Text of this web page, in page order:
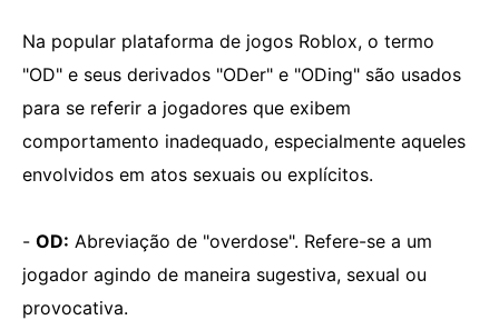
Na popular plataforma de jogos Roblox, o termo
"OD" e seus derivados "ODer" e "ODing" são usados ​​
para se referir a jogadores que exibem
comportamento inadequado, especialmente aqueles
envolvidos em atos sexuais ou explícitos.
- OD: Abreviação de "overdose". Refere-se a um
jogador agindo de maneira sugestiva, sexual ou
provocativa.